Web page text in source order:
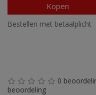
Kopen
Bestellen met betaalplicht
0
beoordeling